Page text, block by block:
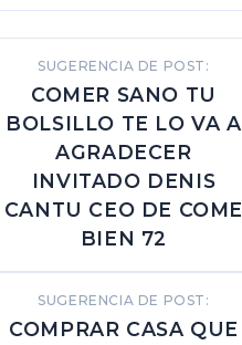
SUGERENCIA DE POST:
COMER SANO TU
BOLSILLO TE LO VA A
AGRADECER
INVITADO DENIS
CANTU CEO DE COME
BIEN 72
SUGERENCIA DE POST:
COMPRAR CASA QUE